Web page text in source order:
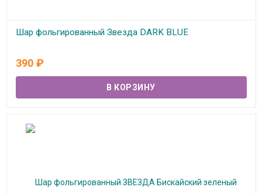
Шар фольгированный Звезда DARK BLUE
390 ₽